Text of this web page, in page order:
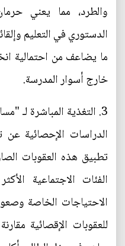
والطرد، مما يعني
الدستوري في التعليم
ما يضاعف من احتمالية
خارج أسوار المدرسة.
3. التغذية المباشرة لـ
الدراسات الإحصائية
تطبيق هذه العقوبات
الفئات الاجتماعية
الاحتياجات الخاصة
للعقوبات الإقصائية